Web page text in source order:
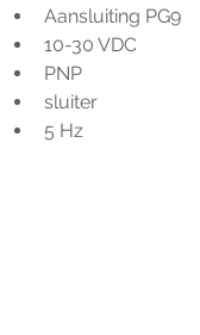
Aansluiting PG9
10-30 VDC
PNP
sluiter
5 Hz